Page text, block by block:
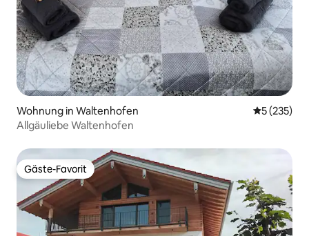
Wohnung in Waltenhofen
5 (235)
Allgäuliebe Waltenhofen
Gäste-Favorit
Gäste-Favorit